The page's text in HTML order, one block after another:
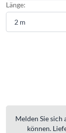
Länge:
Melden Sie sich
können.